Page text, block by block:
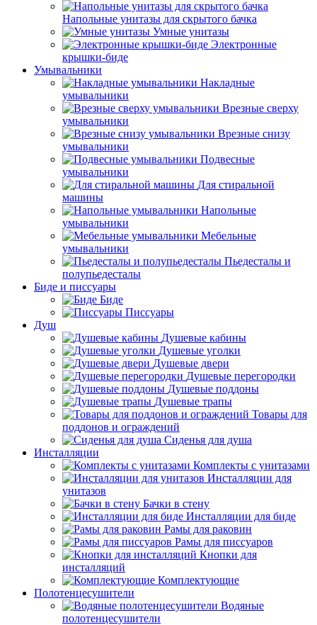
Напольные унитазы для скрытого бачка
Умные унитазы
Электронные
крышки-биде
Умывальники
Накладные
умывальники
Врезные сверху
умывальники
Врезные снизу
умывальники
Подвесные
умывальники
Для стиральной
машины
Напольные
умывальники
Мебельные
умывальники
Пьедесталы и
полупьедесталы
Биде и писсуары
Биде
Писсуары
Душ
Душевые кабины
Душевые уголки
Душевые двери
Душевые перегородки
Душевые поддоны
Душевые трапы
Товары для
поддонов и ограждений
Сиденья для душа
Инсталляции
Комплекты с унитазами
Инсталляции для
унитазов
Бачки в стену
Инсталляции для биде
Рамы для раковин
Рамы для писсуаров
Кнопки для
инсталляций
Комплектующие
Полотенцесушители
Водяные
полотенцесушители